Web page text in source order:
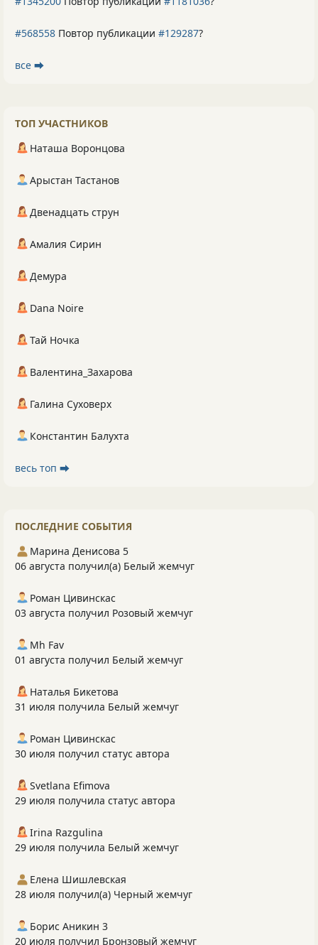
#568558 Повтор публикации #129287?
все ⮕
ТОП УЧАСТНИКОВ
Наташа Воронцова
Арыстан Тастанов
Двенадцать струн
Амалия Сирин
Демура
Dana Noire
Тай Ночка
Валентина_Захарова
Галина Суховерх
Константин Балухта
весь топ ⮕
ПОСЛЕДНИЕ СОБЫТИЯ
Марина Денисова 5
06 августа получил(а) Белый жемчуг
Роман Цивинскас
03 августа получил Розовый жемчуг
Mh Fav
01 августа получил Белый жемчуг
Наталья Бикетова
31 июля получила Белый жемчуг
Роман Цивинскас
30 июля получил статус автора
Svetlana Efimova
29 июля получила статус автора
Irina Razgulina
29 июля получила Белый жемчуг
Елена Шишлевская
28 июля получил(а) Черный жемчуг
Борис Аникин 3
20 июля получил Бронзовый жемчуг